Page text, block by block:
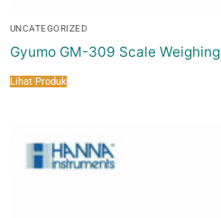
UNCATEGORIZED
Gyumo GM-309 Scale Weighing
Lihat Produk